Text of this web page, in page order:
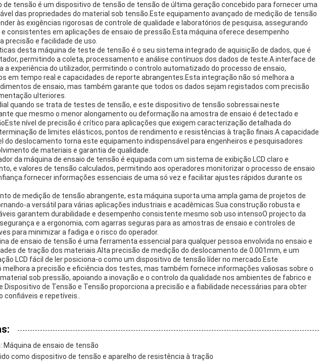
de tensão é um dispositivo de tensão de tensão de última geração concebido para fornecer uma
das propriedades do material sob tensão.Este equipamento avançado de medição de tensão
às exigências rigorosas de controle de qualidade e laboratórios de pesquisa, assegurando
consistentes em aplicações de ensaio de pressão.Esta máquina oferece desempenho
precisão e facilidade de uso.
desta máquina de teste de tensão é o seu sistema integrado de aquisição de dados, que é
permitindo a coleta, processamento e análise contínuos dos dados de teste.A interface de
a experiência do utilizador, permitindo o controlo automatizado do processo de ensaio,
em tempo real e capacidades de reporte abrangentes.Esta integração não só melhora a
de ensaio, mas também garante que todos os dados sejam registados com precisão
ulteriores.
quando se trata de testes de tensão, e este dispositivo de tensão sobressai neste
que mesmo o menor alongamento ou deformação na amostra de ensaio é detectado e
nível de precisão é crítico para aplicações que exigem caracterização detalhada do
de limites elásticos, pontos de rendimento e resistências à tração finais.A capacidade
do deslocamento torna este equipamento indispensável para engenheiros e pesquisadores
de materiais e garantia de qualidade.
da máquina de ensaio de tensão é equipada com um sistema de exibição LCD claro e
e valores de tensão calculados, permitindo aos operadores monitorizar o processo de ensaio
informações essenciais de uma só vez e facilitar ajustes rápidos durante os
de medição de tensão abrangente, esta máquina suporta uma ampla gama de projetos de
a versátil para várias aplicações industriais e acadêmicas.Sua construção robusta e
garantem durabilidade e desempenho consistente mesmo sob uso intensoO projecto da
e a ergonomia, com agarras seguras para as amostras de ensaio e controles de
para minimizar a fadiga e o risco do operador.
de ensaio de tensão é uma ferramenta essencial para qualquer pessoa envolvida no ensaio e
de tração dos materiais.Alta precisão de medição do deslocamento de 0.001mm, e um
LCD fácil de ler posiciona-o como um dispositivo de tensão líder no mercado.Este
melhora a precisão e eficiência dos testes, mas também fornece informações valiosas sobre o
sob pressão, apoiando a inovação e o controlo da qualidade nos ambientes de fabrico e
Dispositivo de Tensão e Tensão proporciona a precisão e a fiabilidade necessárias para obter
confiáveis e repetíveis..
Máquina de ensaio de tensão
como dispositivo de tensão e aparelho de resistência à tração